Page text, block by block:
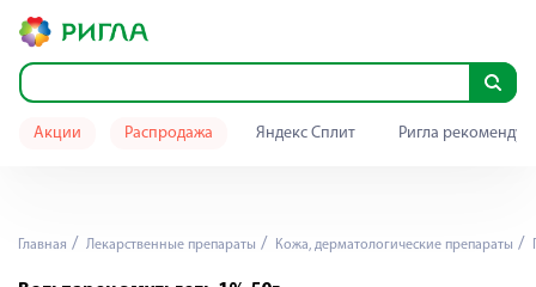
Акции Распродажа Яндекс Сплит Ригла
Главная Лекарственные препараты Кожа, дерматологические препараты